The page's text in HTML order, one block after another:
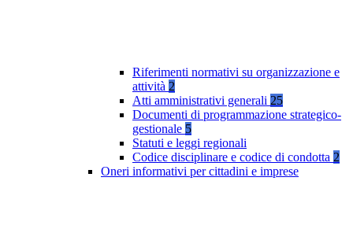
Riferimenti normativi su organizzazione e
attività 2
Atti amministrativi generali 25
Documenti di programmazione strategico-
gestionale 5
Statuti e leggi regionali
Codice disciplinare e codice di condotta 2
Oneri informativi per cittadini e imprese